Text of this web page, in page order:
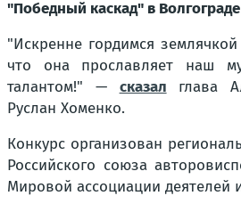
"Победный каскад" в Волгограде
"Искренне гордимся
что она прославляет наш
талантом!" — сказал глава
Руслан Хоменко.
Конкурс организован
Российского союза
Мировой ассоциации деятелей